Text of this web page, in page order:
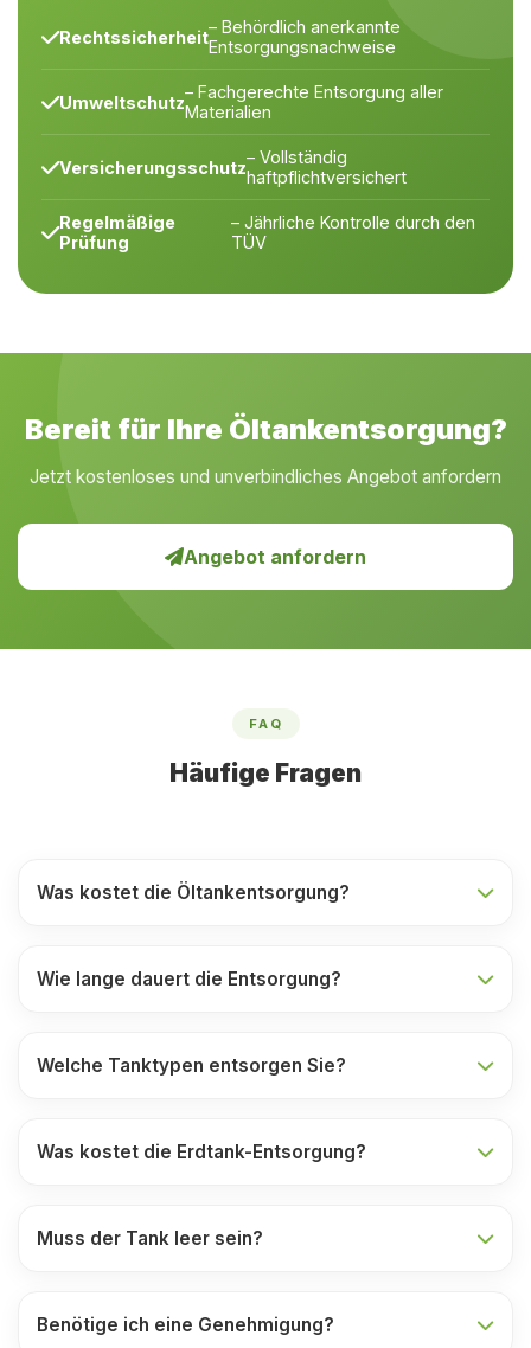
Rechtssicherheit– Behördlich anerkannte
Entsorgungsnachweise
Umweltschutz– Fachgerechte Entsorgung aller
Materialien
Versicherungsschutz– Vollständig
haftpflichtversichert
Regelmäßige
Prüfung
– Jährliche Kontrolle durch den
TÜV
Bereit für Ihre Öltankentsorgung?
Jetzt kostenloses und unverbindliches Angebot anfordern
Angebot anfordern
FAQ
Häufige Fragen
Was kostet die Öltankentsorgung?
Wie lange dauert die Entsorgung?
Welche Tanktypen entsorgen Sie?
Was kostet die Erdtank-Entsorgung?
Muss der Tank leer sein?
Benötige ich eine Genehmigung?